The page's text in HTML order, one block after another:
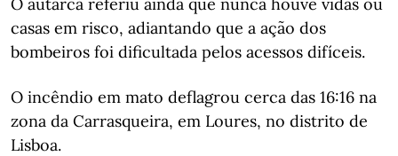
casas em risco, adiantando que a ação dos
bombeiros foi dificultada pelos acessos difíceis.
O incêndio em mato deflagrou cerca das 16:16 na
zona da Carrasqueira, em Loures, no distrito de
Lisboa.